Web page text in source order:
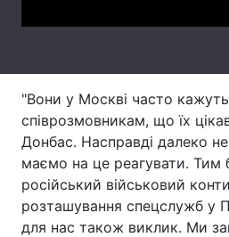
Тема оформлення
"Вони у Москві часто
співрозмовникам, що їх
Донбас. Насправді далеко
маємо на це реагувати. Тим
російський військовий
розташування спецслужб у
для нас також виклик. Ми